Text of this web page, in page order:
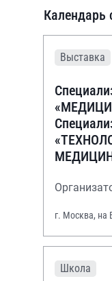
Календарь
Выставка
г. Москва, на
Школа